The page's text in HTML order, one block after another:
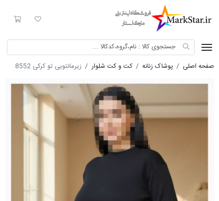
لیست مورد
سبد
صفحه اصلی پوشاک زنانه کت و کت شلوار زیرمانتویی تو کرکی 8552